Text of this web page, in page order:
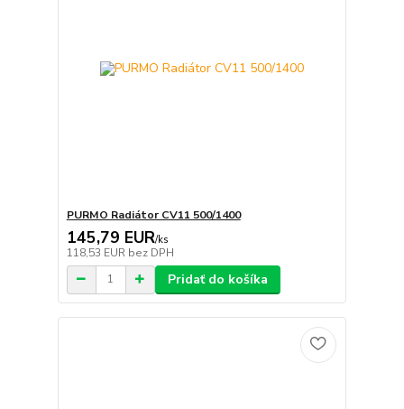
PURMO Radiátor CV11 500/1400
145,79 EUR/ks
118,53 EUR bez DPH
Pridať do košíka